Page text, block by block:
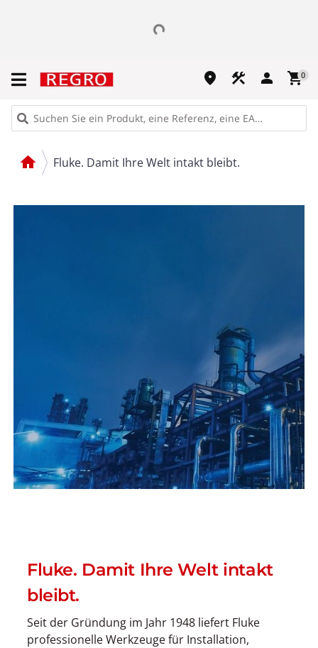
place construction person shopping_cart0
home Fluke. Damit Ihre Welt intakt bleibt.
Fluke. Damit Ihre Welt intakt
bleibt.
Seit der Gründung im Jahr 1948 liefert Fluke
professionelle Werkzeuge für Installation,